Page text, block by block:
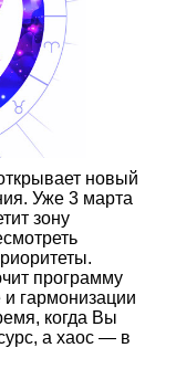
новый
Уже 3 марта
зону
программу
гармонизации
когда Вы
а хаос — в